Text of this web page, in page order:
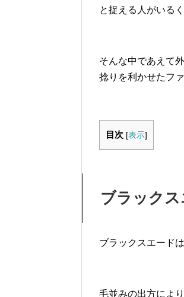
と捉える人がいる
そんな中であえて
捻りを利かせたフ
目次 [表示]
ブラック
ブラックスエード
毛並みの出方によ